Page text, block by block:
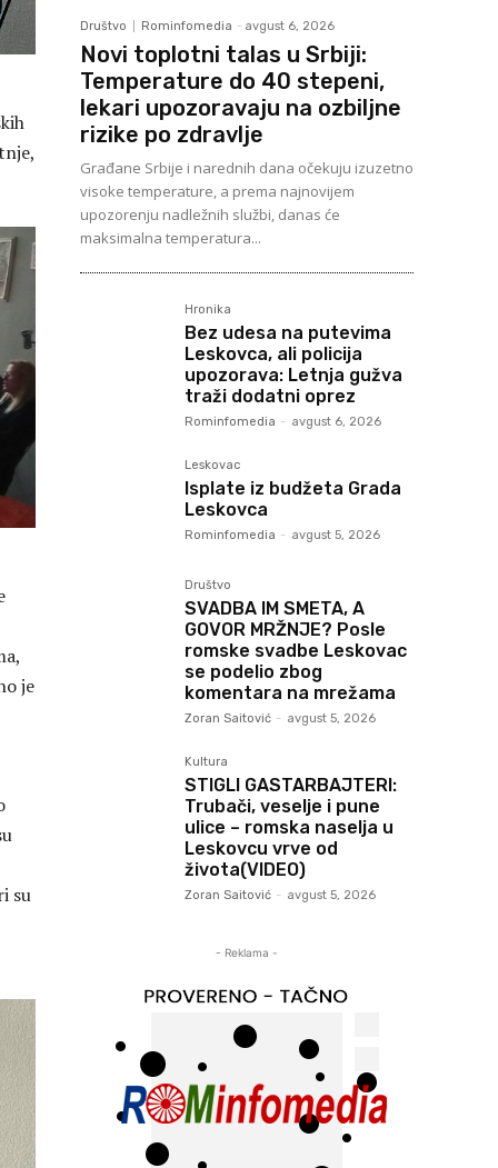
je
su
Društvo Rominfomedia - avgust 6, 2026
Novi toplotni talas u Srbiji:
Temperature do 40 stepeni,
lekari upozoravaju na ozbiljne
rizike po zdravlje
Građane Srbije i narednih dana očekuju izuzetno
visoke temperature, a prema najnovijem
upozorenju nadležnih službi, danas će
maksimalna temperatura...
Hronika
Bez udesa na putevima
Leskovca, ali policija
upozorava: Letnja gužva
traži dodatni oprez
Rominfomedia - avgust 6, 2026
Leskovac
Isplate iz budžeta Grada
Leskovca
Rominfomedia - avgust 5, 2026
Društvo
SVADBA IM SMETA, A
GOVOR MRŽNJE? Posle
romske svadbe Leskovac
se podelio zbog
komentara na mrežama
Zoran Saitović - avgust 5, 2026
Kultura
STIGLI GASTARBAJTERI:
Trubači, veselje i pune
ulice – romska naselja u
Leskovcu vrve od
života(VIDEO)
Zoran Saitović - avgust 5, 2026
- Reklama -